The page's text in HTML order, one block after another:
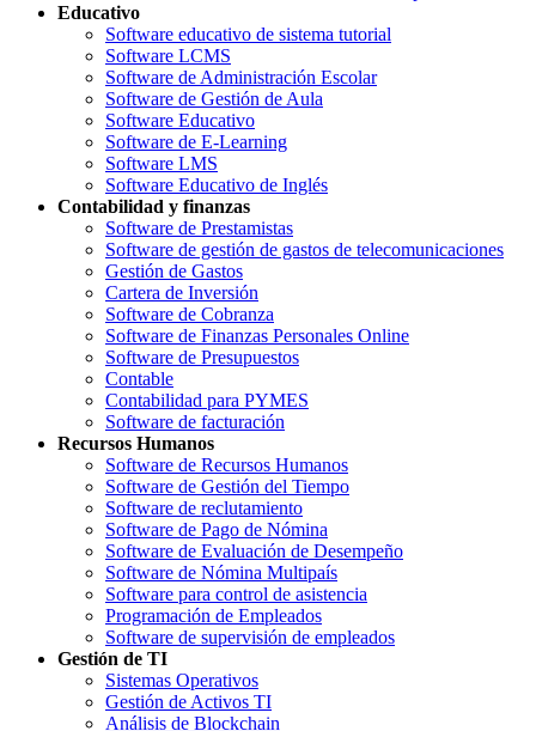
Educativo
Software educativo de sistema tutorial
Software LCMS
Software de Administración Escolar
Software de Gestión de Aula
Software Educativo
Software de E-Learning
Software LMS
Software Educativo de Inglés
Contabilidad y finanzas
Software de Prestamistas
Software de gestión de gastos de telecomunicaciones
Gestión de Gastos
Cartera de Inversión
Software de Cobranza
Software de Finanzas Personales Online
Software de Presupuestos
Contable
Contabilidad para PYMES
Software de facturación
Recursos Humanos
Software de Recursos Humanos
Software de Gestión del Tiempo
Software de reclutamiento
Software de Pago de Nómina
Software de Evaluación de Desempeño
Software de Nómina Multipaís
Software para control de asistencia
Programación de Empleados
Software de supervisión de empleados
Gestión de TI
Sistemas Operativos
Gestión de Activos TI
Análisis de Blockchain